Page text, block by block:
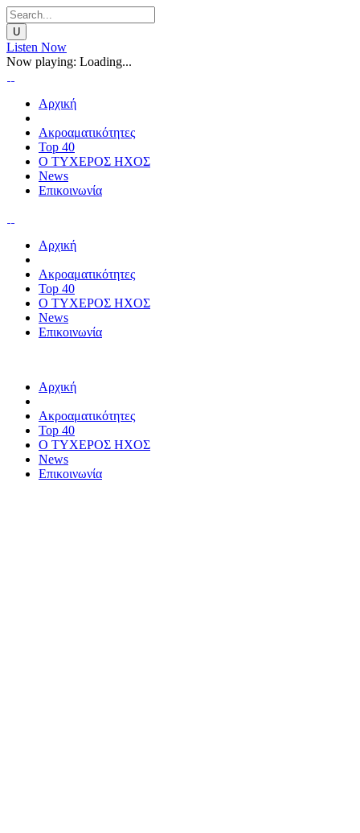
Listen Now
Now playing: Loading...
Αρχική
Ακροαματικότητες
Top 40
Ο ΤΥΧΕΡΟΣ ΗΧΟΣ
News
Επικοινωνία
Αρχική
Ακροαματικότητες
Top 40
Ο ΤΥΧΕΡΟΣ ΗΧΟΣ
News
Επικοινωνία
Αρχική
Ακροαματικότητες
Top 40
Ο ΤΥΧΕΡΟΣ ΗΧΟΣ
News
Επικοινωνία